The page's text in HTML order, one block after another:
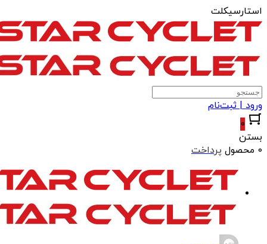
استارسیکلت
ورود | ثبت‌نام
0
بستن
0 محصول
پرداخت